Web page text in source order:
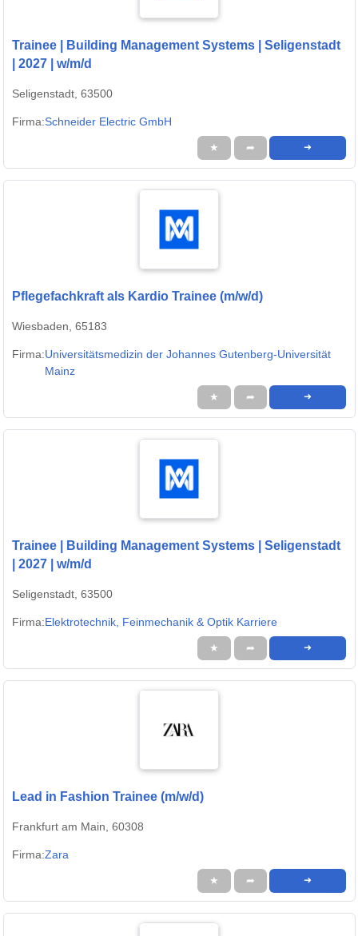
Trainee | Building Management Systems | Seligenstadt
| 2027 | w/m/d
Seligenstadt, 63500
Firma:Schneider Electric GmbH
★ ➦ ➜
Pflegefachkraft als Kardio Trainee (m/w/d)
Wiesbaden, 65183
Firma:Universitätsmedizin der Johannes Gutenberg-Universität
Mainz
★ ➦ ➜
Trainee | Building Management Systems | Seligenstadt
| 2027 | w/m/d
Seligenstadt, 63500
Firma:Elektrotechnik, Feinmechanik & Optik Karriere
★ ➦ ➜
Lead in Fashion Trainee (m/w/d)
Frankfurt am Main, 60308
Firma:Zara
★ ➦ ➜